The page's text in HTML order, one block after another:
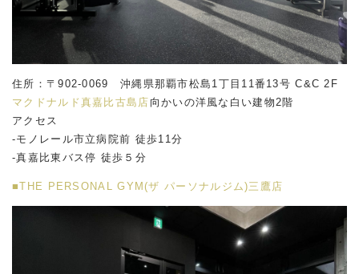
住所：〒902-0069 沖縄県那覇市松島1丁目11番13号 C&C 2F
マクドナルド真嘉比古島店 向かいの洋風な白い建物2階
アクセス
-モノレール市立病院前 徒歩11分
-真嘉比東バス停 徒歩５分
■THE PERSONAL GYM(ザ パーソナルジム)三鷹店